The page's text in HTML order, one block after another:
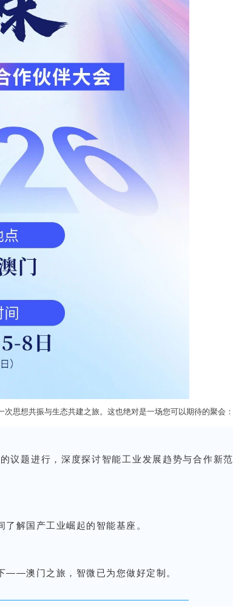
思想共振与生态共建之旅。这也绝对是一场您可以期待的聚会：
的议题进行，深度探讨智能工业发展趋势与合作新范
解国产工业崛起的智能基座。
——澳门之旅，智微已为您做好定制。